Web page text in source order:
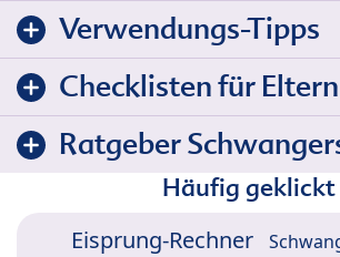
Verwendungs-Tipps
Checklisten für Eltern
Ratgeber
Häufig geklickt
Eisprung-Rechner